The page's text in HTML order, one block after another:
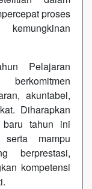
proses
Pelajaran
akuntabel,
Diharapkan
baru tahun ini
mampu
berprestasi,
kompetensi